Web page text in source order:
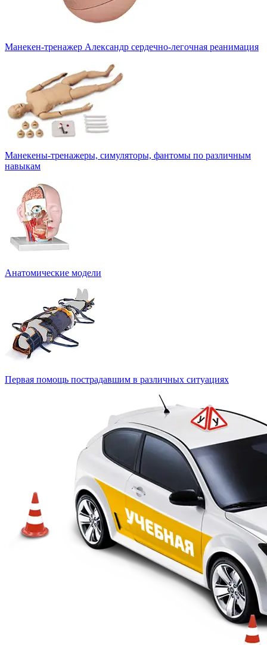
Манекен-тренажер Александр сердечно-легочная реанимация
Манекены-тренажеры, симуляторы, фантомы по различным
навыкам
Анатомические модели
Первая помощь пострадавшим в различных ситуациях